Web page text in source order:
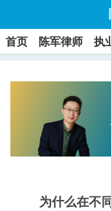
首页 陈军律师 执
为什么在不